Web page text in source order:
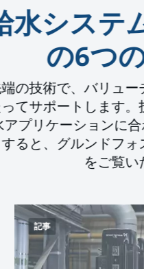
水システ
の6つ
の技術で、バリュ
てサポートします
プリケーションに
ると、グルンドフ
をご覧い
記事